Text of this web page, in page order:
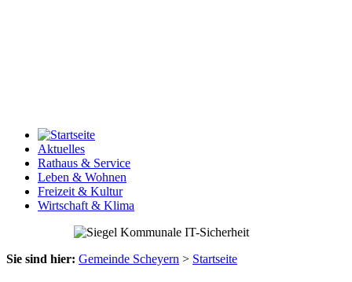
Aktuelles
Rathaus & Service
Leben & Wohnen
Freizeit & Kultur
Wirtschaft & Klima
Sie sind hier: Gemeinde Scheyern > Startseite